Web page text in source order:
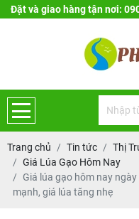
Đặt và giao hàng tận nơi:
Trang chủ Tin tức
Thị
Giá Lúa Gạo Hôm Nay
Giá lúa gạo hôm nay
mạnh, giá lúa tăng nhẹ